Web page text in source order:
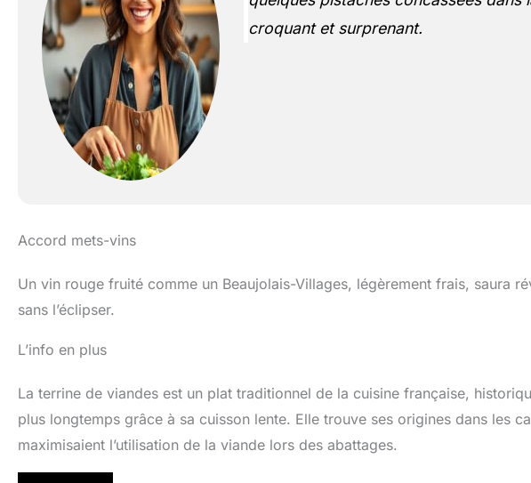
croquant et surprenant.
Accord mets-vins
Un vin rouge fruité comme un Beaujolais-Villages, légèrement frais, saura
sans l’éclipser.
L’info en plus
La terrine de viandes est un plat traditionnel de la cuisine française,
plus longtemps grâce à sa cuisson lente. Elle trouve ses origines dans les
maximisaient l’utilisation de la viande lors des abattages.